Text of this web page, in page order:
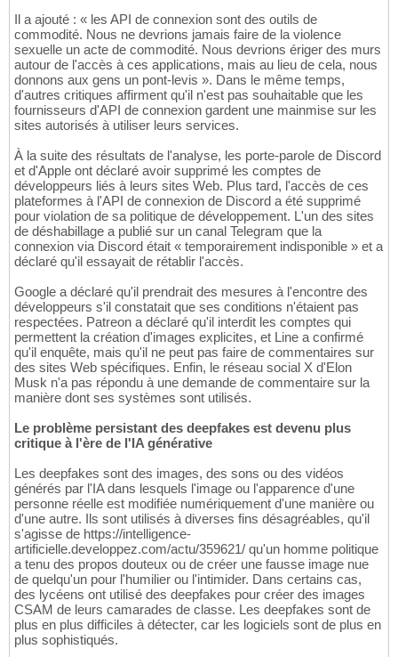
Il a ajouté : « les API de connexion sont des outils de
commodité. Nous ne devrions jamais faire de la violence
sexuelle un acte de commodité. Nous devrions ériger des murs
autour de l'accès à ces applications, mais au lieu de cela, nous
donnons aux gens un pont-levis ». Dans le même temps,
d'autres critiques affirment qu'il n'est pas souhaitable que les
fournisseurs d'API de connexion gardent une mainmise sur les
sites autorisés à utiliser leurs services.
À la suite des résultats de l'analyse, les porte-parole de Discord
et d'Apple ont déclaré avoir supprimé les comptes de
développeurs liés à leurs sites Web. Plus tard, l'accès de ces
plateformes à l'API de connexion de Discord a été supprimé
pour violation de sa politique de développement. L'un des sites
de déshabillage a publié sur un canal Telegram que la
connexion via Discord était « temporairement indisponible » et a
déclaré qu'il essayait de rétablir l'accès.
Google a déclaré qu'il prendrait des mesures à l'encontre des
développeurs s'il constatait que ses conditions n'étaient pas
respectées. Patreon a déclaré qu'il interdit les comptes qui
permettent la création d'images explicites, et Line a confirmé
qu'il enquête, mais qu'il ne peut pas faire de commentaires sur
des sites Web spécifiques. Enfin, le réseau social X d'Elon
Musk n'a pas répondu à une demande de commentaire sur la
manière dont ses systèmes sont utilisés.
Le problème persistant des deepfakes est devenu plus
critique à l'ère de l'IA générative
Les deepfakes sont des images, des sons ou des vidéos
générés par l'IA dans lesquels l'image ou l'apparence d'une
personne réelle est modifiée numériquement d'une manière ou
d'une autre. Ils sont utilisés à diverses fins désagréables, qu'il
s'agisse de https://intelligence-
artificielle.developpez.com/actu/359621/ qu'un homme politique
a tenu des propos douteux ou de créer une fausse image nue
de quelqu'un pour l'humilier ou l'intimider. Dans certains cas,
des lycéens ont utilisé des deepfakes pour créer des images
CSAM de leurs camarades de classe. Les deepfakes sont de
plus en plus difficiles à détecter, car les logiciels sont de plus en
plus sophistiqués.